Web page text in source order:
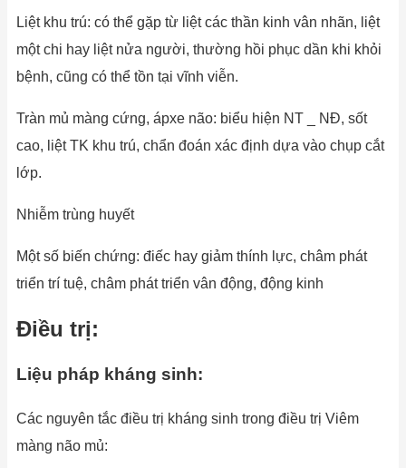
Liệt khu trú: có thể gặp từ liệt các thần kinh vân nhãn, liệt
một chi hay liệt nửa người, thường hồi phục dần khi khỏi
bệnh, cũng có thể tồn tại vĩnh viễn.
Tràn mủ màng cứng, ápxe não: biểu hiện NT _ NĐ, sốt
cao, liệt TK khu trú, chẩn đoán xác định dựa vào chụp cắt
lớp.
Nhiễm trùng huyết
Một số biến chứng: điếc hay giảm thính lực, châm phát
triển trí tuệ, châm phát triển vân động, động kinh
Điều trị:
Liệu pháp kháng sinh:
Các nguyên tắc điều trị kháng sinh trong điều trị Viêm
màng não mủ: